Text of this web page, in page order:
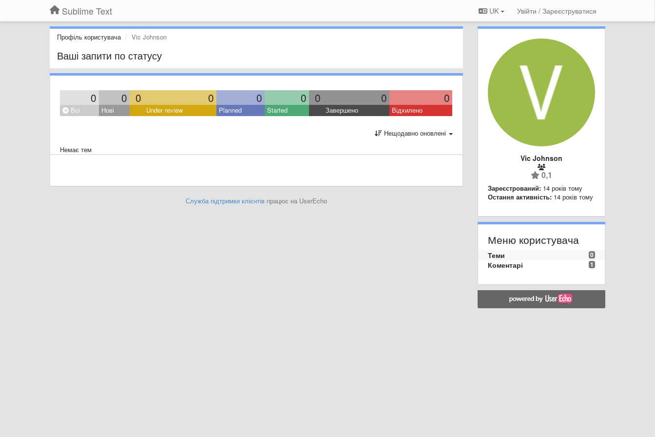
Sublime Text UK Увійти / Зареєструватися
Профіль користувача Vic Johnson
Ваші запити по статусу
0 0 0 0 0 0 0 0 0
Всі Нові Under review Planned Started Завершено Відхилено
Нещодавно оновлені
Немає тем
Служба підтримки клієнтівпрацює на UserEcho
Vic Johnson
0,1
Зареєстрований: 14 років тому
Остання активність: 14 років тому
Меню користувача
0
Теми
1
Коментарі